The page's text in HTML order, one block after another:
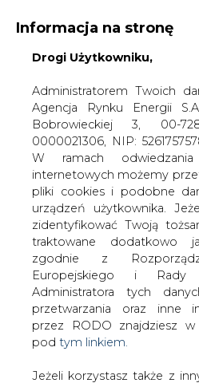
KONTAKT:
WYDAWCA PORTALU:
WYSOKI KONTRAST WIELKOŚĆ
WŁĄCZ CIRE.TV
Informacja na stronę
Drogi Użytkowniku,
Administratorem Twoich
Agencja Rynku Energii
Bobrowieckiej 3, 00-
0000021306, NIP:
W ramach
internetowych możemy
pliki cookies i podobne
urządzeń użytkownika.
zidentyfikować Twoją
traktowane dodatkowo
zgodnie z
Europejskiego i Rady
Administratora tych
przetwarzania oraz inne
przez RODO znajdziesz
pod tym linkiem.
Jeżeli korzystasz także z